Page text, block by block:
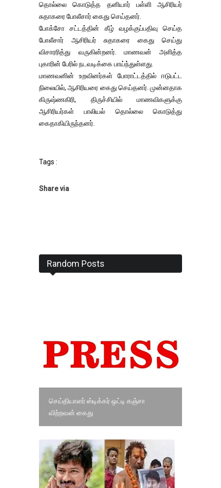
தொல்லை கொடுத்த தனியார் பள்ளி ஆசிரியர்
சுதாகரை போலீசார் கைது செய்தனர்.
போக்சோ சட்டத்தின் கீழ் வழக்குப்பதிவு செய்த
போலீசார் ஆசிரியர் சுதாகரை கைது செய்து
விசாரரித்து வருகின்றனர். மாணவன் அளித்த
புகாரின் பேரில் நடவடிக்கை பாய்ந்துள்ளது.
மாணவனின் உறவினர்கள் போராட்டத்தில் ஈடுபட்ட
நிலையில், ஆசிரியரை கைது செய்தனர். முன்னதாக
கிருஷ்ணகிரி, திருச்சியில் மாணவிகளுக்கு
ஆசிரியர்கள் பாலியல் தொல்லை கொடுத்து
கைதாகியிருந்தனர்.
Tags :
Share via
Random Posts
செய்தியாளர் ஸ்டிக்கர் ஒட்டி கஞ்சா
விற்றவன் கைது